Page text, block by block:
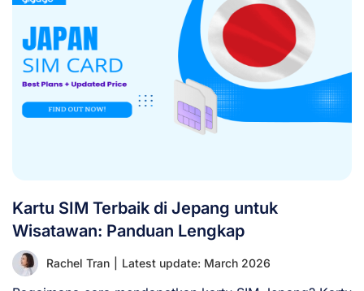
Kartu SIM Terbaik di Jepang untuk
Wisatawan: Panduan Lengkap
Rachel Tran Latest update: March 2026